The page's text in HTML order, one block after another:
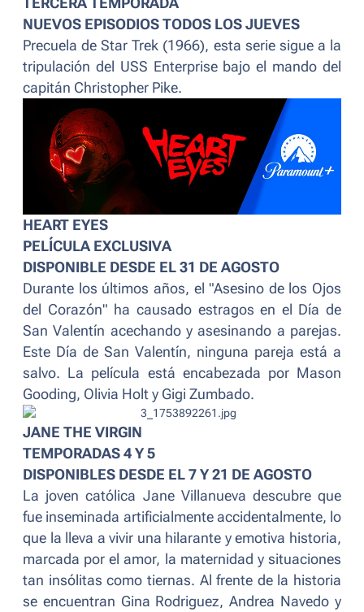
NUEVOS EPISODIOS TODOS LOS JUEVES
Precuela de Star Trek (1966), esta serie sigue a la
tripulación del USS Enterprise bajo el mando del
capitán Christopher Pike.
HEART EYES
PELÍCULA EXCLUSIVA
DISPONIBLE DESDE EL 31 DE AGOSTO
Durante los últimos años, el "Asesino de los Ojos
del Corazón" ha causado estragos en el Día de
San Valentín acechando y asesinando a parejas.
Este Día de San Valentín, ninguna pareja está a
salvo. La película está encabezada por Mason
Gooding, Olivia Holt y Gigi Zumbado.
JANE THE VIRGIN
TEMPORADAS 4 Y 5
DISPONIBLES DESDE EL 7 Y 21 DE AGOSTO
La joven católica Jane Villanueva descubre que
fue inseminada artificialmente accidentalmente, lo
que la lleva a vivir una hilarante y emotiva historia,
marcada por el amor, la maternidad y situaciones
tan insólitas como tiernas. Al frente de la historia
se encuentran Gina Rodriguez, Andrea Navedo y